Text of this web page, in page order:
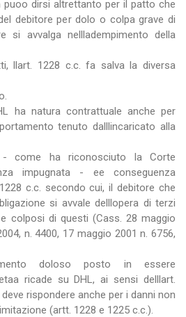
puoo dirsi altrettanto per il patto che
debitore per dolo o colpa grave di
si avvalga nellladempimento della
llart. 1228 c.c. fa salva la diversa
ha natura contrattuale anche per
tenuto dalllincaricato alla
- come ha riconosciuto la Corte
impugnata - ee conseguenza
c.c. secondo cui, il debitore che
si avvale delllopera di terzi
colposi di questi (Cass. 28 maggio
n. 4400, 17 maggio 2001 n. 6756,
doloso posto in essere
ricade su DHL, ai sensi delllart.
rispondere anche per i danni non
(artt. 1228 e 1225 c.c.).